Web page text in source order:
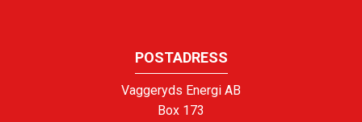
POSTADRESS
Vaggeryds Energi AB
Box 173